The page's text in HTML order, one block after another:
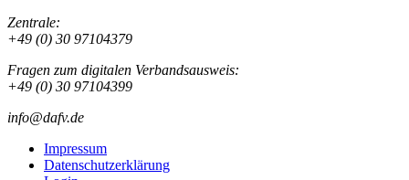
Zentrale:
+49 (0) 30 97104379
Fragen zum digitalen Verbandsausweis:
+49 (0) 30 97104399
info@dafv.de
Impressum
Datenschutzerklärung